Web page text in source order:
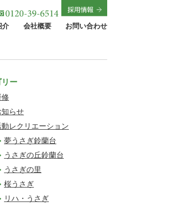
介 会社概要 お問い合わせ
リー
知らせ
動レクリエーション
夢うさぎ鈴蘭台
うさぎの丘鈴蘭台
うさぎの里
桜うさぎ
リハ・うさぎ